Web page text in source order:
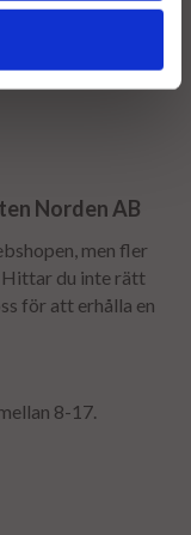
Norden AB
men fler
Hittar du inte rätt
för att erhålla en
8-17.